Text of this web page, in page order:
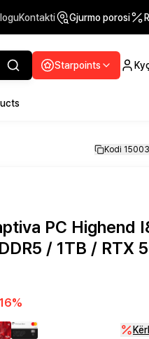
Kontakti Gjurmo porosi
Starpoints
Kodi
PC Highend
/ 1TB / RTX
16%